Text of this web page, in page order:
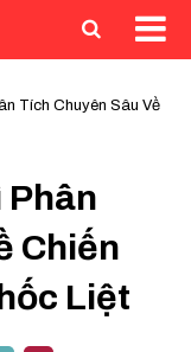
Tích Chuyên Sâu Về
Phân
Chiến
Liệt